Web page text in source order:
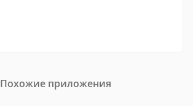
Похожие приложения